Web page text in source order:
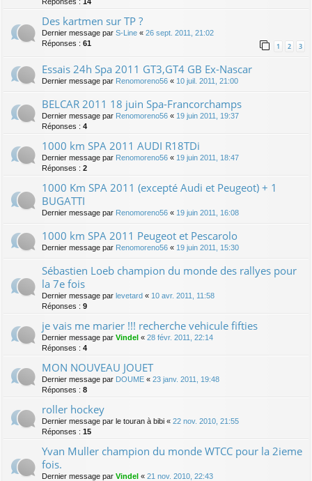
Des kartmen sur TP ?
Dernier message par S-Line « 26 sept. 2011, 21:02
Réponses : 61 1 2 3
Essais 24h Spa 2011 GT3,GT4 GB Ex-Nascar
Dernier message par Renomoreno56 « 10 juil. 2011, 21:00
BELCAR 2011 18 juin Spa-Francorchamps
Dernier message par Renomoreno56 « 19 juin 2011, 19:37
Réponses : 4
1000 km SPA 2011 AUDI R18TDi
Dernier message par Renomoreno56 « 19 juin 2011, 18:47
Réponses : 2
1000 Km SPA 2011 (excepté Audi et Peugeot) + 1
BUGATTI
Dernier message par Renomoreno56 « 19 juin 2011, 16:08
1000 km SPA 2011 Peugeot et Pescarolo
Dernier message par Renomoreno56 « 19 juin 2011, 15:30
Sébastien Loeb champion du monde des rallyes pour
la 7e fois
Dernier message par levetard « 10 avr. 2011, 11:58
Réponses : 9
je vais me marier !!! recherche vehicule fifties
Dernier message par Vindel « 28 févr. 2011, 22:14
Réponses : 4
MON NOUVEAU JOUET
Dernier message par DOUME « 23 janv. 2011, 19:48
Réponses : 8
roller hockey
Dernier message par le touran à bibi « 22 nov. 2010, 21:55
Réponses : 15
Yvan Muller champion du monde WTCC pour la 2ieme
fois.
Dernier message par Vindel « 21 nov. 2010, 22:43